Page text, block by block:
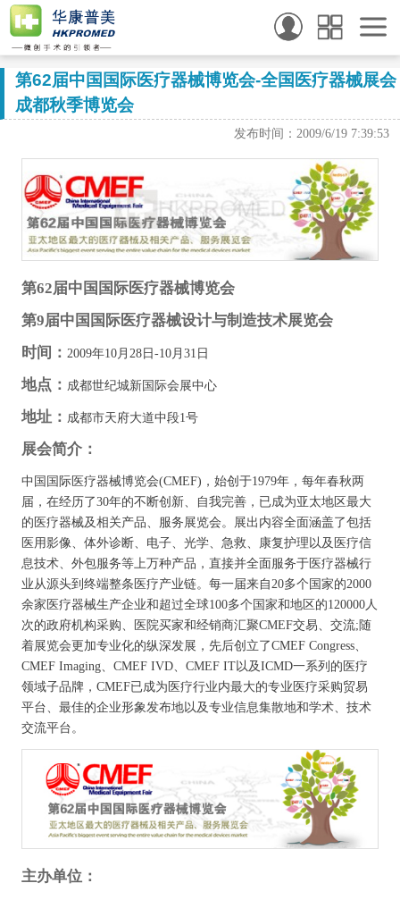
第62届中国国际医疗器械博览会-全国医疗器械展会
成都秋季博览会
发布时间：2009/6/19 7:39:53
第62届中国国际医疗器械博览会
第9届中国国际医疗器械设计与制造技术展览会
时间： 2009年10月28日-10月31日
地点： 成都世纪城新国际会展中心
地址： 成都市天府大道中段1号
展会简介：
中国国际医疗器械博览会(CMEF)，始创于1979年，每年春秋两
届，在经历了30年的不断创新、自我完善，已成为亚太地区最大
的医疗器械及相关产品、服务展览会。展出内容全面涵盖了包括
医用影像、体外诊断、电子、光学、急救、康复护理以及医疗信
息技术、外包服务等上万种产品，直接并全面服务于医疗器械行
业从源头到终端整条医疗产业链。每一届来自20多个国家的2000
余家医疗器械生产企业和超过全球100多个国家和地区的120000人
次的政府机构采购、医院买家和经销商汇聚CMEF交易、交流;随
着展览会更加专业化的纵深发展，先后创立了CMEF Congress、
CMEF Imaging、CMEF IVD、CMEF IT以及ICMD一系列的医疗
领域子品牌，CMEF已成为医疗行业内最大的专业医疗采购贸易
平台、最佳的企业形象发布地以及专业信息集散地和学术、技术
交流平台。
主办单位：